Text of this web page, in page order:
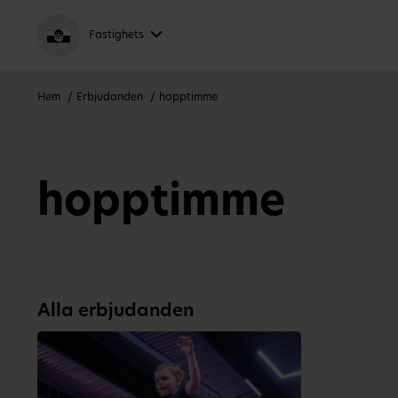
Fastighets
Hem Erbjudanden hopptimme
hopptimme
Alla erbjudanden